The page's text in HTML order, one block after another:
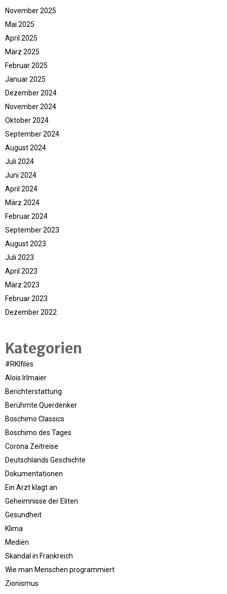
November 2025
Mai 2025
April 2025
März 2025
Februar 2025
Januar 2025
Dezember 2024
November 2024
Oktober 2024
September 2024
August 2024
Juli 2024
Juni 2024
April 2024
März 2024
Februar 2024
September 2023
August 2023
Juli 2023
April 2023
März 2023
Februar 2023
Dezember 2022
Kategorien
#RKIfiles
Alois Irlmaier
Berichterstattung
Berühmte Querdenker
Boschimo Classics
Boschimo des Tages
Corona Zeitreise
Deutschlands Geschichte
Dokumentationen
Ein Arzt klagt an
Geheimnisse der Eliten
Gesundheit
Klima
Medien
Skandal in Frankreich
Wie man Menschen programmiert
Zionismus